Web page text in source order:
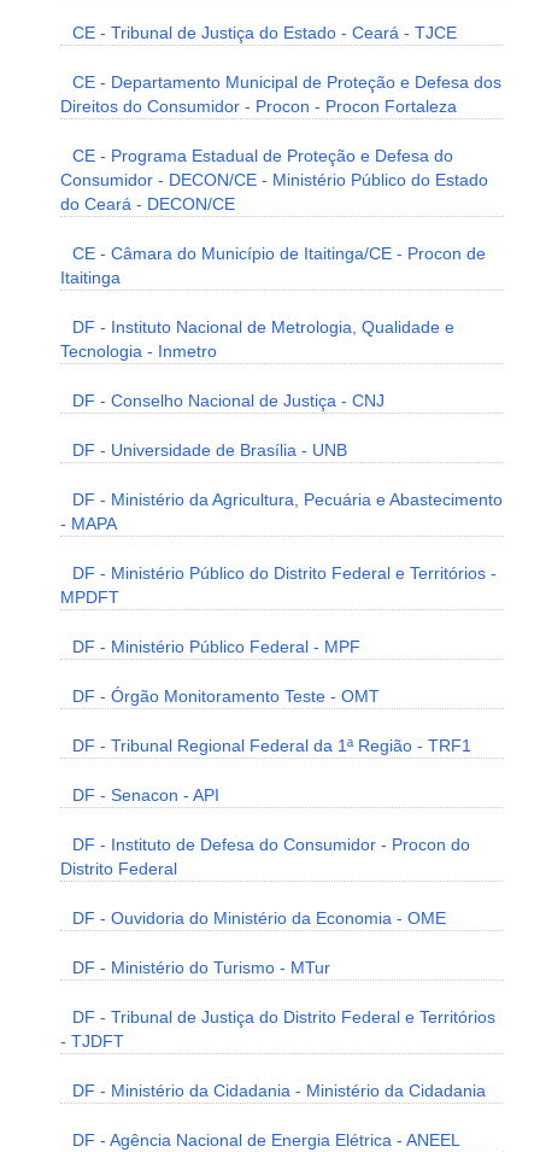
CE - Tribunal de Justiça do Estado - Ceará - TJCE
CE - Departamento Municipal de Proteção e Defesa dos
Direitos do Consumidor - Procon - Procon Fortaleza
CE - Programa Estadual de Proteção e Defesa do
Consumidor - DECON/CE - Ministério Público do Estado
do Ceará - DECON/CE
CE - Câmara do Município de Itaitinga/CE - Procon de
Itaitinga
DF - Instituto Nacional de Metrologia, Qualidade e
Tecnologia - Inmetro
DF - Conselho Nacional de Justiça - CNJ
DF - Universidade de Brasília - UNB
DF - Ministério da Agricultura, Pecuária e Abastecimento
- MAPA
DF - Ministério Público do Distrito Federal e Territórios -
MPDFT
DF - Ministério Público Federal - MPF
DF - Órgão Monitoramento Teste - OMT
DF - Tribunal Regional Federal da 1ª Região - TRF1
DF - Senacon - API
DF - Instituto de Defesa do Consumidor - Procon do
Distrito Federal
DF - Ouvidoria do Ministério da Economia - OME
DF - Ministério do Turismo - MTur
DF - Tribunal de Justiça do Distrito Federal e Territórios
- TJDFT
DF - Ministério da Cidadania - Ministério da Cidadania
DF - Agência Nacional de Energia Elétrica - ANEEL